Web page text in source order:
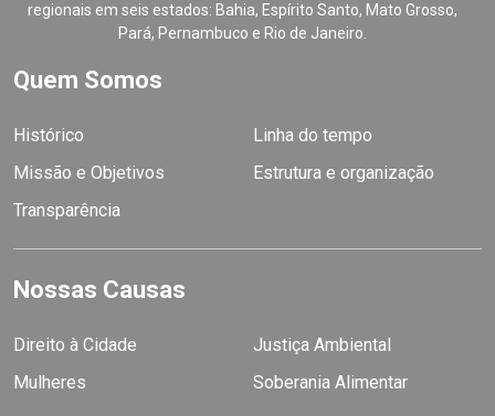
regionais em seis estados: Bahia, Espírito Santo, Mato Grosso,
Pará, Pernambuco e Rio de Janeiro.
Quem Somos
Histórico
Linha do tempo
Missão e Objetivos
Estrutura e organização
Transparência
Nossas Causas
Direito à Cidade
Justiça Ambiental
Mulheres
Soberania Alimentar